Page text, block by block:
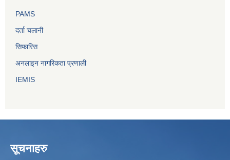
PAMS
दर्ता चलानी
सिफारिस
अनलाइन नागरिकता प्रणाली
IEMIS
सूचनाहरु